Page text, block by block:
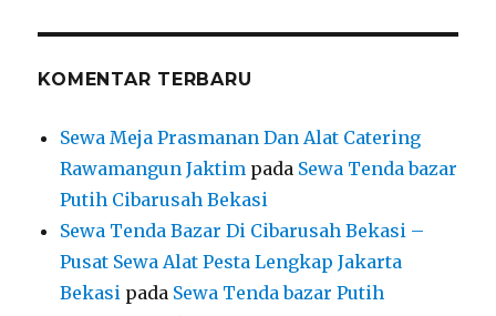
KOMENTAR TERBARU
Sewa Meja Prasmanan Dan Alat Catering
Rawamangun Jaktim pada Sewa Tenda bazar
Putih Cibarusah Bekasi
Sewa Tenda Bazar Di Cibarusah Bekasi –
Pusat Sewa Alat Pesta Lengkap Jakarta
Bekasi pada Sewa Tenda bazar Putih